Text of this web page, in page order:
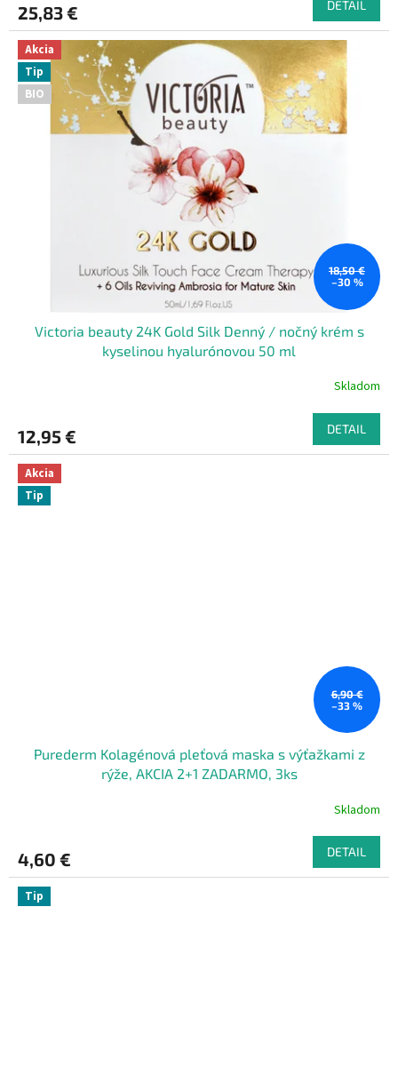
25,83 € DETAIL
Akcia
Tip
BIO
18,50 €
–30 %
Victoria beauty 24K Gold Silk Denný / nočný krém s
kyselinou hyalurónovou 50 ml
Skladom
12,95 € DETAIL
Akcia
Tip
6,90 €
–33 %
Purederm Kolagénová pleťová maska s výťažkami z
rýže, AKCIA 2+1 ZADARMO, 3ks
Skladom
4,60 € DETAIL
Tip